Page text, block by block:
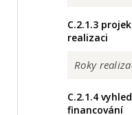
C.2.1.3
realizaci
Roky
C.2.1.4
financování